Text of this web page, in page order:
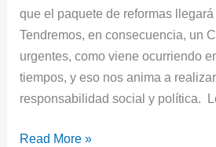
que el paquete de reformas
Tendremos, en consecuencia, un
urgentes, como viene ocurriendo
tiempos, y eso nos anima a
responsabilidad social y política.
Read More »